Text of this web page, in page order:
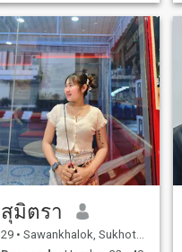
สุมิตรา
29 • Sawankhalok, Sukhothai, Tailandia